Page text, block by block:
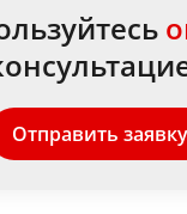
Отправить заявку